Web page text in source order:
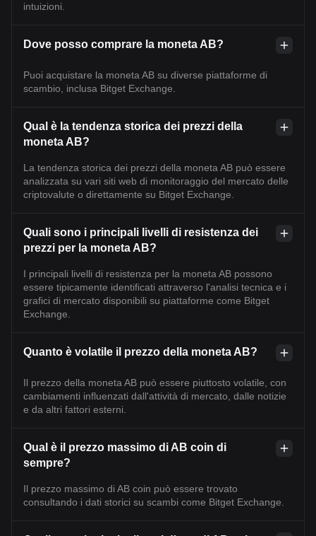
intuizioni.
Dove posso comprare la moneta AB?
Puoi acquistare la moneta AB su diverse piattaforme di
scambio, inclusa Bitget Exchange.
Qual è la tendenza storica dei prezzi della
moneta AB?
La tendenza storica dei prezzi della moneta AB può essere
analizzata su vari siti web di monitoraggio del mercato delle
criptovalute o direttamente su Bitget Exchange.
Quali sono i principali livelli di resistenza dei
prezzi per la moneta AB?
I principali livelli di resistenza per la moneta AB possono
essere tipicamente identificati attraverso l'analisi tecnica e i
grafici di mercato disponibili su piattaforme come Bitget
Exchange.
Quanto è volatile il prezzo della moneta AB?
Il prezzo della moneta AB può essere piuttosto volatile, con
cambiamenti influenzati dall'attività di mercato, dalle notizie
e da altri fattori esterni.
Qual è il prezzo massimo di AB coin di
sempre?
Il prezzo massimo di AB coin può essere trovato
consultando i dati storici su scambi come Bitget Exchange.